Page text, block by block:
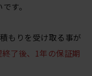
す。
もりを受け取る事が
了後、1年の保証期